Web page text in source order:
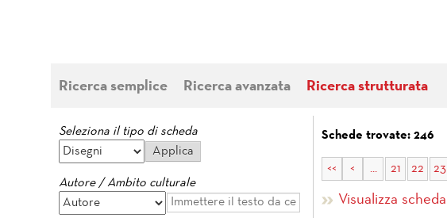
Ricerca semplice Ricerca avanzata Ricerca strutturata
Seleziona il tipo di scheda
Autore / Ambito culturale
Schede trovate: 246
<< < ... 21 22 23
Visualizza scheda